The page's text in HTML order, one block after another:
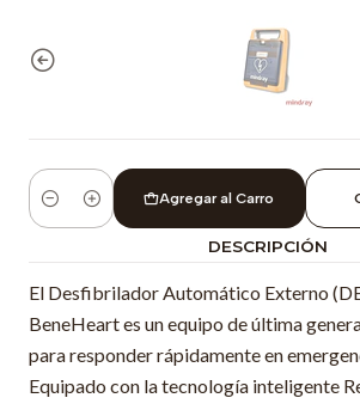
Cantidad
Agregar al Carro
DESCRIPCIÓN
El Desfibrilador Automático Externo
BeneHeart es un equipo de última
para responder rápidamente en
Equipado con la tecnología inteligente